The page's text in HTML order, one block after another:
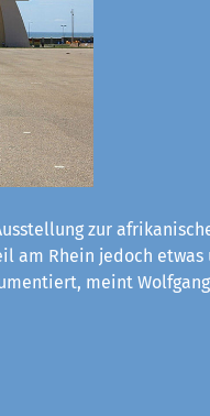
zur
am Rhein jedoch
meint